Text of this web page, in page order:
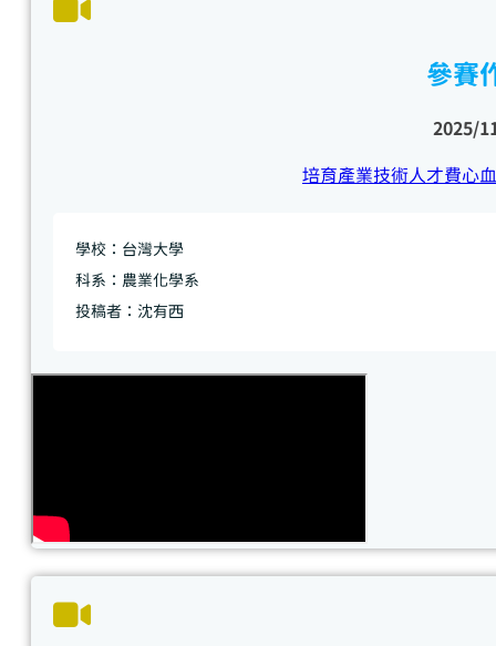
參賽
2025/
培育產業技術人才費心
學校：台灣大學
科系：農業化學系
投稿者：沈有西